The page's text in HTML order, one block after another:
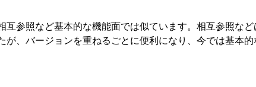
互参照など基本的な機能面では似ています。相互参照など
が、バージョンを重ねるごとに便利になり、今では基本的